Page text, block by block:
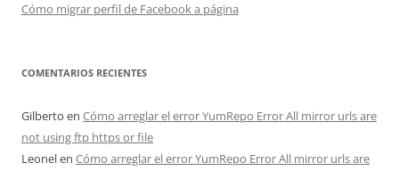
Cómo migrar perfil de Facebook a página
COMENTARIOS RECIENTES
Gilberto en Cómo arreglar el error YumRepo Error All mirror urls are
not using ftp https or file
Leonelen Cómo arreglar el error YumRepo Error All mirror urls are